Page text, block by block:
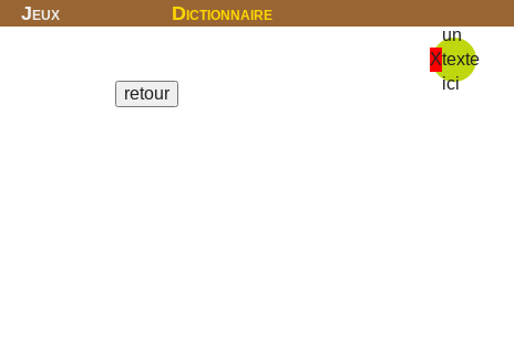
Jeux Dictionnaire
X
un
texte
ici